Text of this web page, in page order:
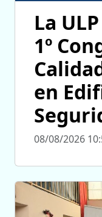
La
1º
en
08/08/2026